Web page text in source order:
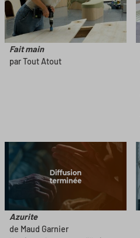
Fait main
par Tout Atout
Azurite
de Maud Garnier